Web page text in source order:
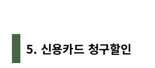
5. 신용카드 청구할인